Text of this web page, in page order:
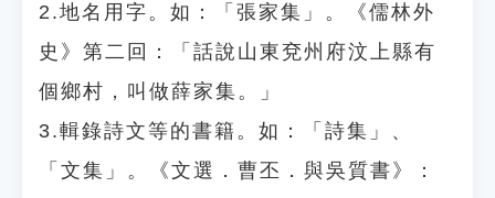
2.地名用字。如：「張家集」。《儒林外
史》第二回：「話說山東兗州府汶上縣有
個鄉村，叫做薛家集。」
3.輯錄詩文等的書籍。如：「詩集」、
「文集」。《文選．曹丕．與吳質書》：